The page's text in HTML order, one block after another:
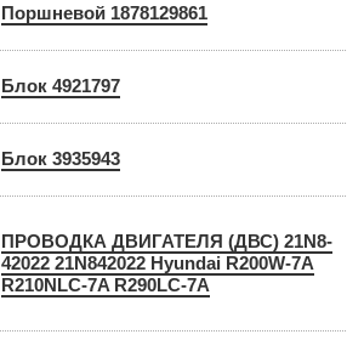
Поршневой 1878129861
Блок 4921797
Блок 3935943
ПРОВОДКА ДВИГАТЕЛЯ (ДВС) 21N8-
42022 21N842022 Hyundai R200W-7A
R210NLC-7A R290LC-7A